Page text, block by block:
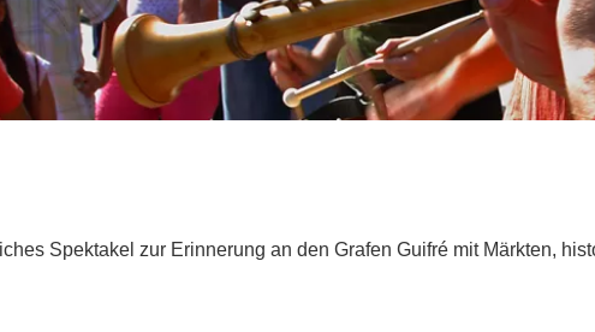
Spektakel zur Erinnerung an den Grafen Guifré mit Märkten,